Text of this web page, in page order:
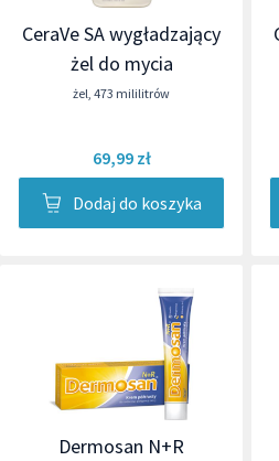
CeraVe SA wygładzający
żel do mycia
żel, 473 mililitrów
69,99 zł
Dodaj do koszyka
Dermosan N+R